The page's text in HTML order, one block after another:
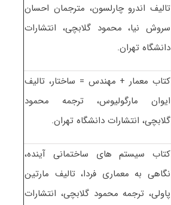
تالیف اندرو چارلسون، مترجمان احسان
سروش نیا، محمود گلابچی، انتشارات
دانشگاه تهران.
کتاب معمار + مهندس = ساختار، تالیف
ایوان مارگولیوس، ترجمه محمود
گلابچی، انتشارات دانشگاه تهران.
کتاب سیستم های ساختمانی آینده،
نگاهی به معماری فردا، تالیف مارتین
پاولی، ترجمه محمود گلابچی، انتشارات